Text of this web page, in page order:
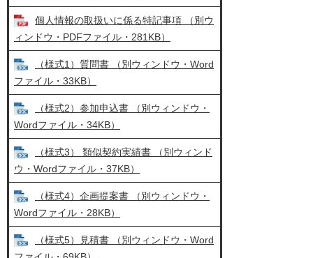
個人情報の取扱いに係る特記事項 （別ウ
ィンドウ・PDFファイル・281KB）
（様式1）質問書 （別ウィンドウ・Word
ファイル・33KB）
（様式2）参加申込書 （別ウィンドウ・
Wordファイル・34KB）
（様式3） 類似契約実績書 （別ウィンド
ウ・Wordファイル・37KB）
（様式4）企画提案書 （別ウィンドウ・
Wordファイル・28KB）
（様式5）見積書 （別ウィンドウ・Word